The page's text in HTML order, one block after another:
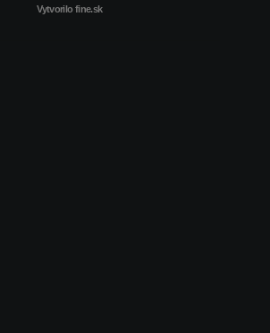
Vytvorilo fine.sk